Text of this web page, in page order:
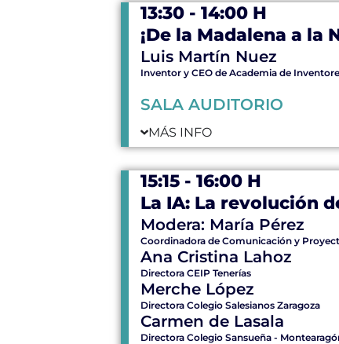
13:30 - 14:00 H
¡De la Madalena a la
Luis Martín Nuez
Inventor y CEO de Academia de
SALA AUDITORIO
MÁS INFO
15:15 - 16:00 H
La IA: La revolución
Modera: María Pérez
Coordinadora de Comunicación y
Ana Cristina Lahoz
Directora CEIP Tenerías
Merche López
Directora Colegio Salesianos Zaragoza
Carmen de Lasala
Directora Colegio Sansueña -